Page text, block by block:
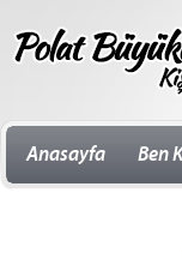
Anasayfa Ben